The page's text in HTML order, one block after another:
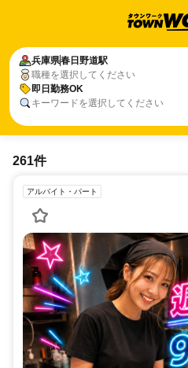
兵庫県春日野道駅
職種を選択してください
即日勤務OK
キーワードを選択してください
261件
アルバイト・パート